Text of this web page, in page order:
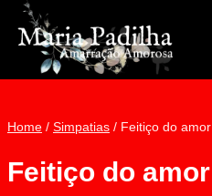
Pular
para
Conteúdo
Home / Simpatias / Feitiço do amor
Feitiço do amor